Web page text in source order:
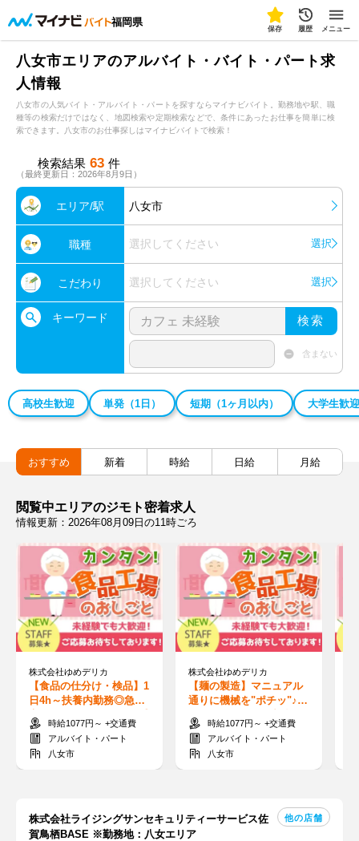
福岡県
保存 履歴 メニュー
八女市エリアのアルバイト・バイト・パート求
人情報
八女市の人気バイト・アルバイト・パートを探すならマイナビバイト。勤務地や駅、職
種等の検索だけではなく、地図検索や定期検索などで、条件にあったお仕事を簡単に検
索できます。八女市のお仕事探しはマイナビバイトで検索！
検索結果 63 件
（最終更新日：2026年8月9日）
エリア/駅 八女市
職種 選択してください 選択
こだわり 選択してください 選択
キーワード 検索
含まない
高校生歓迎 単発（1日） 短期（1ヶ月以内） 大学生歓迎
おすすめ 新着 時給 日給 月給
閲覧中エリアのジモト密着求人
情報更新：2026年08月09日の11時ごろ
株式会社ゆめデリカ
【食品の仕分け・検品】1
日4h～扶養内勤務◎急な
変更もOK！ゆめタウン系
列の割引あり♪
時給1077円～ +交通費
アルバイト・パート
八女市
株式会社ゆめデリカ
【麺の製造】マニュアル
通りに機械を"ポチッ"♪簡
単操作◎お子さん都合の
お休みもOK！
時給1077円～ +交通費
アルバイト・パート
八女市
株式会社ライジングサンセキュリティーサービス佐
賀鳥栖BASE ※勤務地：八女エリア
他の店舗